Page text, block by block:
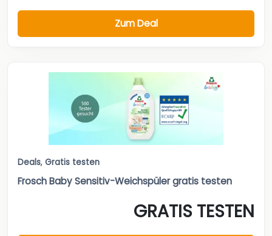
Zum Deal
Deals, Gratis testen
Frosch Baby Sensitiv-Weichspüler gratis testen
GRATIS TESTEN